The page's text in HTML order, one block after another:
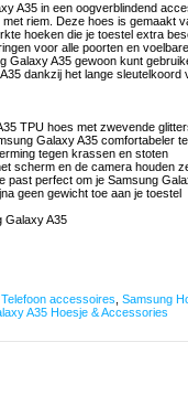
A35 in een oogverblindend
riem. Deze hoes is gemaakt
hoeken die je toestel extra
voor alle poorten en
Galaxy A35 gewoon kunt
dankzij het lange sleutelkoord
TPU hoes met zwevende
Galaxy A35 comfortabeler
tegen krassen en stoten
scherm en de camera houden
past perfect om je Samsung
geen gewicht toe aan je toestel
Galaxy A35
Telefoon accessoires Samsung
A35 Hoesje & Accessories